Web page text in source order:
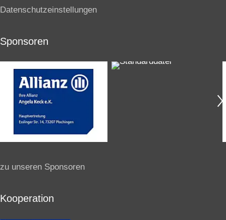
Datenschutzeinstellungen
Sponsoren
zu unseren Sponsoren
Kooperation